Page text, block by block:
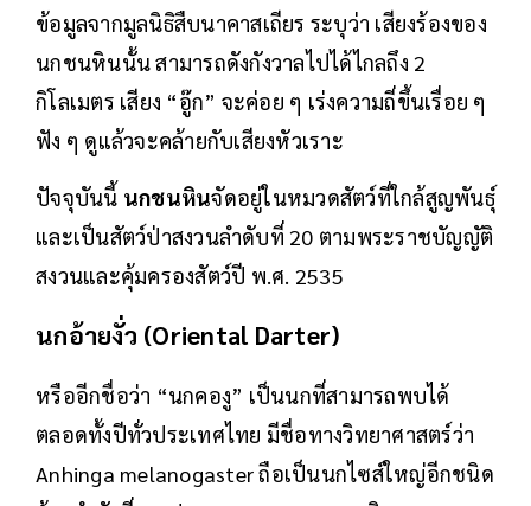
ข้อมูลจากมูลนิธิสืบนาคาสเถียร ระบุว่า เสียงร้องของ
นกชนหินนั้น สามารถดังกังวาลไปได้ไกลถึง 2
กิโลเมตร เสียง “อู๊ก” จะค่อย ๆ เร่งความถี่ขึ้นเรื่อย ๆ
ฟัง ๆ ดูแล้วจะคล้ายกับเสียงหัวเราะ
ปัจจุบันนี้ นกชนหินจัดอยู่ในหมวดสัตว์ที่ใกล้สูญพันธุ์
และเป็นสัตว์ป่าสงวนลำดับที่ 20 ตามพระราชบัญญัติ
สงวนและคุ้มครองสัตว์ปี พ.ศ. 2535
นกอ้ายงั่ว (Oriental Darter)
หรืออีกชื่อว่า “นกคองู” เป็นนกที่สามารถพบได้
ตลอดทั้งปีทั่วประเทศไทย มีชื่อทางวิทยาศาสตร์ว่า
Anhinga melanogaster ถือเป็นนกไซส์ใหญ่อีกชนิด